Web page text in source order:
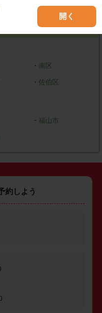
開く
・ 南区
・ 佐伯区
・ 福山市
約しよう